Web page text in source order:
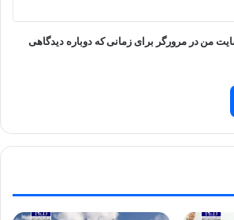
من در مرورگر برای زمانی که دوباره دیدگاهی